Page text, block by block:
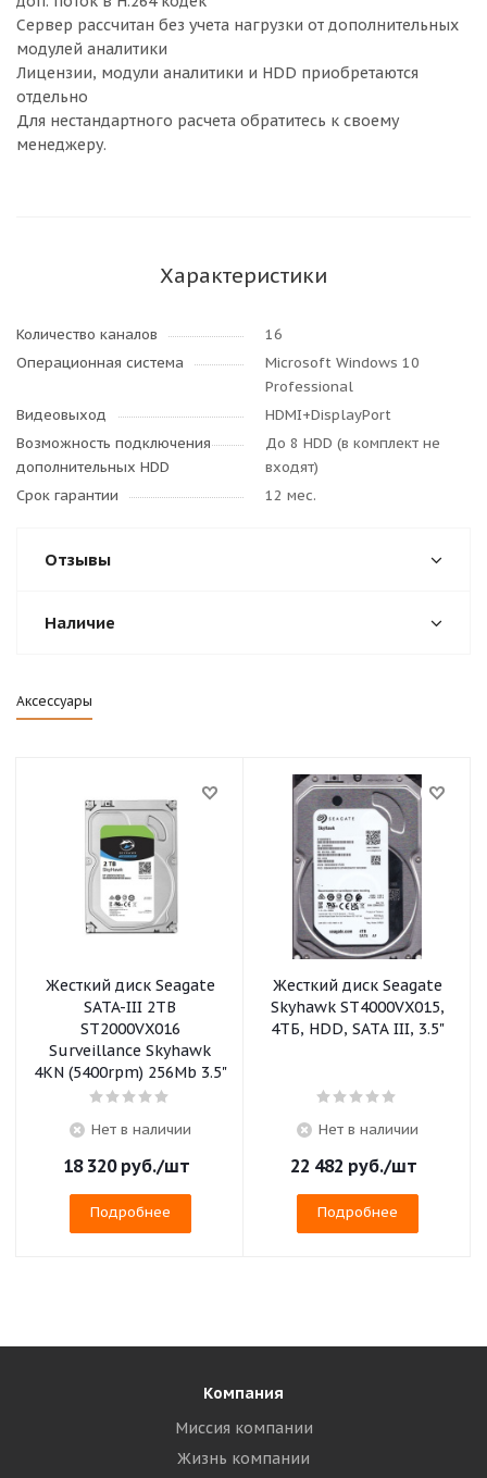
Сервер рассчитан без учета нагрузки от дополнительных
модулей аналитики
Лицензии, модули аналитики и HDD приобретаются
отдельно
Для нестандартного расчета обратитесь к своему
менеджеру.
Характеристики
Количество каналов
16
Операционная система
Microsoft Windows 10
Professional
Видеовыход
HDMI+DisplayPort
Возможность подключения
дополнительных HDD
До 8 HDD (в комплект не
входят)
Срок гарантии
12 мес.
Отзывы
Наличие
Аксессуары
Жесткий диск Seagate
SATA-III 2TB
ST2000VX016
Surveillance Skyhawk
4KN (5400rpm) 256Mb 3.5"
Нет в наличии
18 320руб./шт
Подробнее
Жесткий диск Seagate
Skyhawk ST4000VX015,
4ТБ, HDD, SATA III, 3.5"
Нет в наличии
22 482 руб./шт
Подробнее
Компания
Миссия компании
Жизнь компании